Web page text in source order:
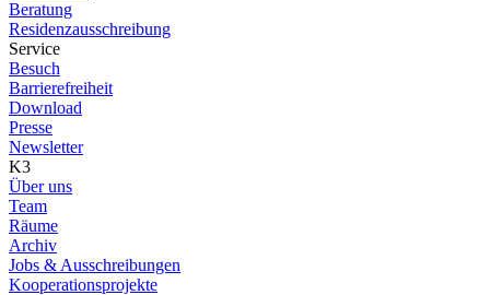
Beratung
Residenzausschreibung
Service
Besuch
Barrierefreiheit
Download
Presse
Newsletter
K3
Über uns
Team
Räume
Archiv
Jobs & Ausschreibungen
Kooperationsprojekte